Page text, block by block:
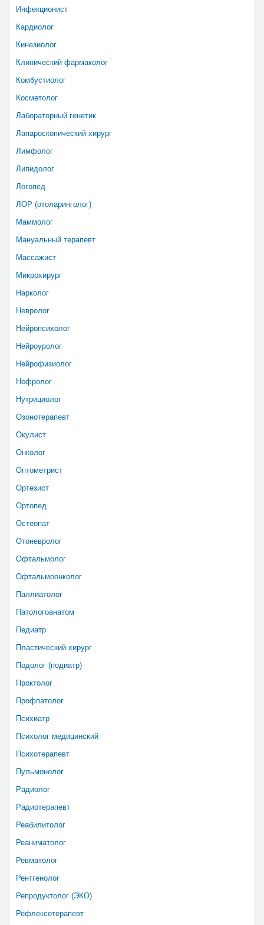
Инфекционист
Кардиолог
Кинезиолог
Клинический фармаколог
Комбустиолог
Косметолог
Лабораторный генетик
Лапароскопический хирург
Лимфолог
Липидолог
Логопед
ЛОР (отоларинголог)
Маммолог
Мануальный терапевт
Массажист
Микрохирург
Нарколог
Невролог
Нейропсихолог
Нейроуролог
Нейрофизиолог
Нефролог
Нутрициолог
Озонотерапевт
Окулист
Онколог
Оптометрист
Ортезист
Ортопед
Остеопат
Отоневролог
Офтальмолог
Офтальмоонколог
Паллиатолог
Патологоанатом
Педиатр
Пластический хирург
Подолог (подиатр)
Проктолог
Профпатолог
Психиатр
Психолог медицинский
Психотерапевт
Пульмонолог
Радиолог
Радиотерапевт
Реабилитолог
Реаниматолог
Ревматолог
Рентгенолог
Репродуктолог (ЭКО)
Рефлексотерапевт